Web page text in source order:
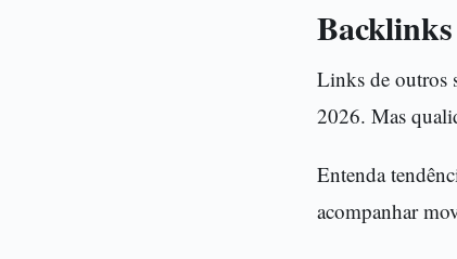
Links de outros
2026. Mas
Entenda
acompanhar